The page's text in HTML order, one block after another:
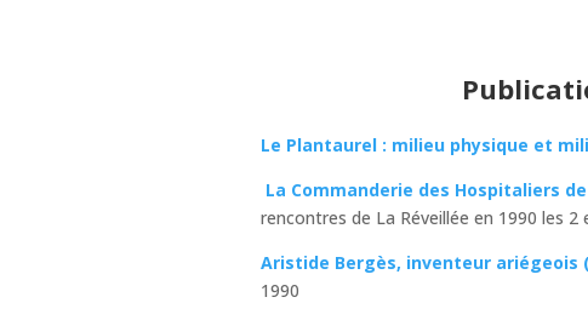
Le Plantaurel : milieu physique et
La Commanderie des Hospitaliers
rencontres de La Réveillée en 1990 les
Aristide Bergès, inventeur ariégeois
1990